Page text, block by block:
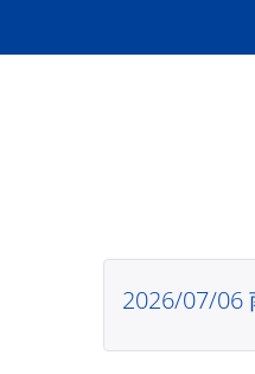
2026/07/06